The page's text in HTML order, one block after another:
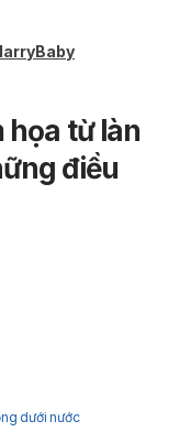
họa từ làn
điều
dưới nước